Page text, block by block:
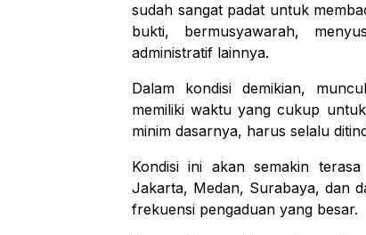
sudah sangat padat untuk
bukti, bermusyawarah,
administratif lainnya.
Dalam kondisi demikian,
memiliki waktu yang cukup
minim dasarnya, harus selalu
Kondisi ini akan semakin
Jakarta, Medan, Surabaya, dan
frekuensi pengaduan yang besar.